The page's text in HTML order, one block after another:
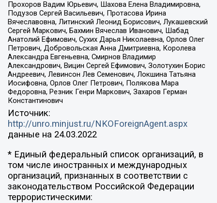
Прохоров Вадим Юрьевич, Шахова Елена Владимировна,
Подузов Сергей Васильевич, Протасова Ирина
Вячеславовна, Литинский Леонид Борисович, Лукашевский
Сергей Маркович, Бахмин Вячеслав Иванович, Шабад
Анатолий Ефимович, Сухих Дарья Николаевна, Орлов Олег
Петрович, Добровольская Анна Дмитриевна, Королева
Александра Евгеньевна, Смирнов Владимир
Александрович, Вицин Сергей Ефимович, Золотухин Борис
Андреевич, Левинсон Лев Семенович, Локшина Татьяна
Иосифовна, Орлов Олег Петрович, Полякова Мара
Федоровна, Резник Генри Маркович, Захаров Герман
Константинович
Источник:
http://unro.minjust.ru/NKOForeignAgent.aspx
данные на 24.03.2022
* Единый федеральный список организаций, в
том числе иностранных и международных
организаций, признанных в соответствии с
законодательством Российской Федерации
террористическими: